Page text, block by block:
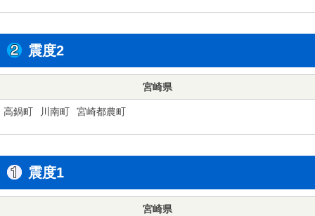
震度2
宮崎県
高鍋町 川南町 宮崎都農町
震度1
宮崎県